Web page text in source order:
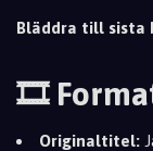
Bläddra till sista
🎞️
Originaltitel: